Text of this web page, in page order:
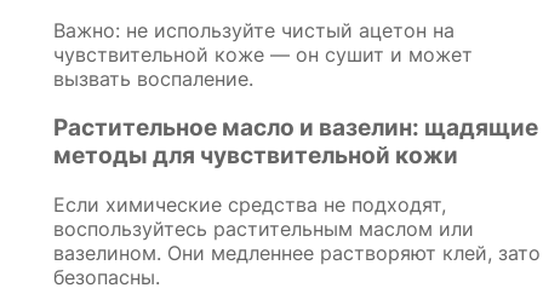
Важно: не используйте чистый ацетон на
чувствительной коже — он сушит и может
вызвать воспаление.
Растительное масло и вазелин: щадящие
методы для чувствительной кожи
Если химические средства не подходят,
воспользуйтесь растительным маслом или
вазелином. Они медленнее растворяют клей, зато
безопасны.